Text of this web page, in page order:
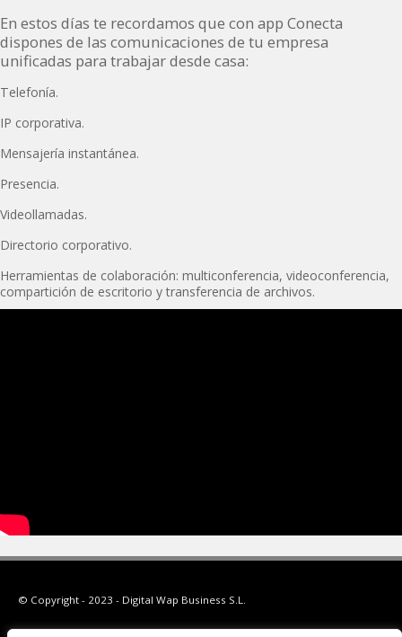
En estos días te recordamos que con app Conecta
dispones de las comunicaciones de tu empresa
unificadas para trabajar desde casa:
Telefonía.
IP corporativa.
Mensajería instantánea.
Presencia.
Videollamadas.
Directorio corporativo.
Herramientas de colaboración: multiconferencia, videoconferencia,
compartición de escritorio y transferencia de archivos.
© Copyright - 2023 - Digital Wap Business S.L.